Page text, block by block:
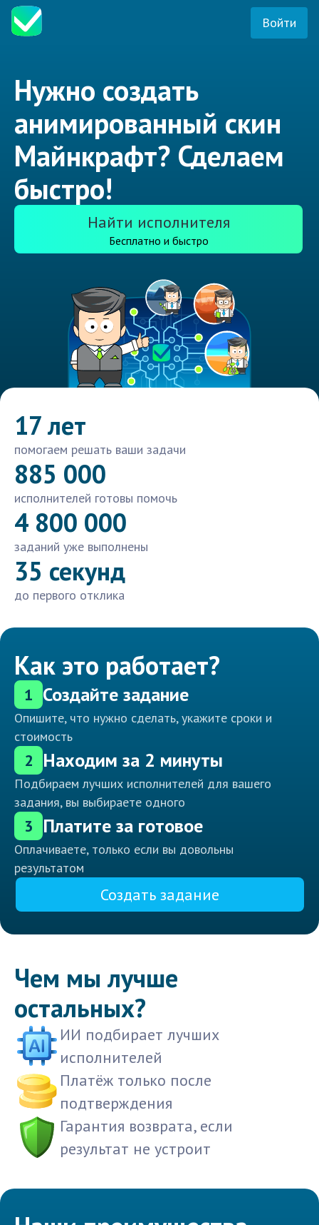
Войти
Нужно создать
анимированный скин
Майнкрафт? Сделаем
быстро!
Найти исполнителя
Бесплатно и быстро
17 лет
помогаем решать ваши задачи
885 000
исполнителей готовы помочь
4 800 000
заданий уже выполнены
35 секунд
до первого отклика
Как это работает?
1 Создайте задание
Опишите, что нужно сделать, укажите сроки и
стоимость
2 Находим за 2 минуты
Подбираем лучших исполнителей для вашего
задания, вы выбираете одного
3 Платите за готовое
Оплачиваете, только если вы довольны
результатом
Создать задание
Чем мы лучше
остальных?
ИИ подбирает лучших
исполнителей
Платёж только после
подтверждения
Гарантия возврата, если
результат не устроит